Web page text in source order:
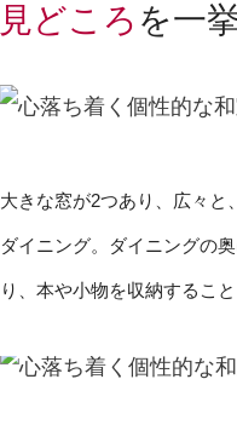
見どころ を一
大きな窓が2つあり、広々と
ダイニング。ダイニングの
り、本や小物を収納すること